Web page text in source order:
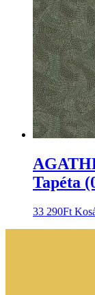
Tapéta
33 290Ft